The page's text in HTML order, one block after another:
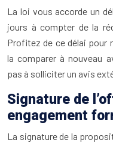
La loi vous accorde un
jours à compter de la
Profitez de ce délai
la comparer à nouveau
pas à solliciter un avis
Signature de
engagement
La signature de la